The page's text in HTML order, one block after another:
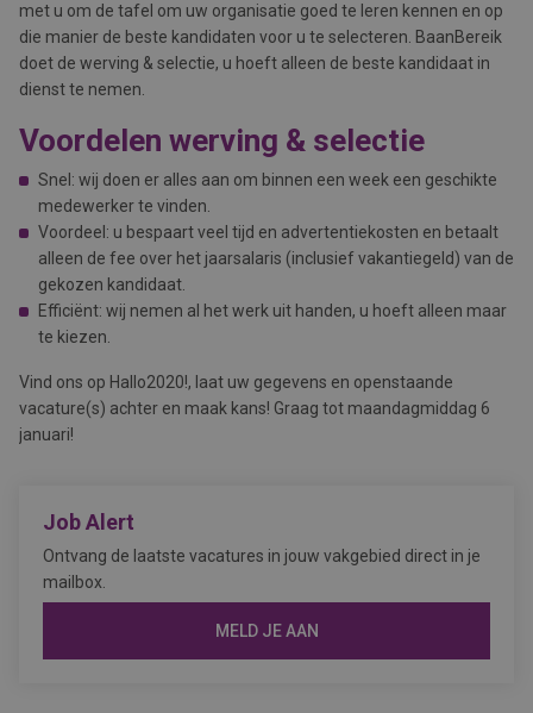
met u om de tafel om uw organisatie goed te leren kennen en op
die manier de beste kandidaten voor u te selecteren. BaanBereik
doet de werving & selectie, u hoeft alleen de beste kandidaat in
dienst te nemen.
Voordelen werving & selectie
Snel: wij doen er alles aan om binnen een week een geschikte
medewerker te vinden.
Voordeel: u bespaart veel tijd en advertentiekosten en betaalt
alleen de fee over het jaarsalaris (inclusief vakantiegeld) van de
gekozen kandidaat.
Efficiënt: wij nemen al het werk uit handen, u hoeft alleen maar
te kiezen.
Vind ons op Hallo2020!, laat uw gegevens en openstaande
vacature(s) achter en maak kans! Graag tot maandagmiddag 6
januari!
Job Alert
Ontvang de laatste vacatures in jouw vakgebied direct in je
mailbox.
MELD JE AAN